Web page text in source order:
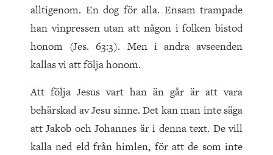
alltigenom. En dog för alla. Ensam trampade
han vinpressen utan att någon i folken bistod
honom (Jes. 63:3). Men i andra avseenden
kallas vi att följa honom.
Att följa Jesus vart han än går är att vara
behärskad av Jesu sinne. Det kan man inte säga
att Jakob och Johannes är i denna text. De vill
kalla ned eld från himlen, för att de som inte